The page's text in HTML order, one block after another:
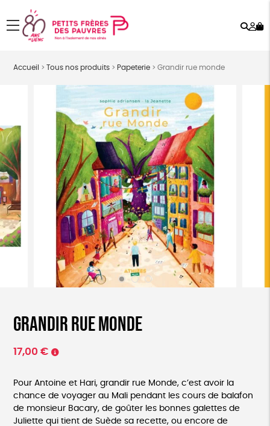
menu
Accueil > Tous nos produits> Papeterie> Grandir rue monde
Grandir rue monde
17,00 €
Pour Antoine et Hari, grandir rue Monde, c’est avoir la
chance de voyager au Mali pendant les cours de balafon
de monsieur Bacary, de goûter les bonnes galettes de
Juliette qui tient de Suède sa recette, ou encore de